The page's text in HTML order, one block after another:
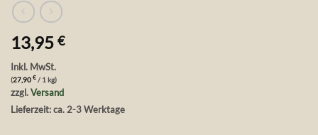
13,95 €
Inkl. MwSt.
(27,90 € / 1 kg)
zzgl.Versand
Lieferzeit: ca. 2-3 Werktage